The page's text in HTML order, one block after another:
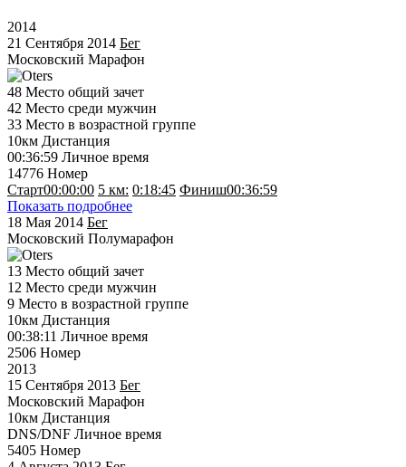
2014
21 Сентября 2014 Бег
Московский Марафон
48 Место общий зачет
42 Место среди мужчин
33 Место в возрастной группе
10км Дистанция
00:36:59 Личное время
14776 Номер
Старт00:00:00 5 км: 0:18:45 Финиш00:36:59
Показать подробнее
18 Мая 2014 Бег
Московский Полумарафон
13 Место общий зачет
12 Место среди мужчин
9 Место в возрастной группе
10км Дистанция
00:38:11 Личное время
2506 Номер
2013
15 Сентября 2013 Бег
Московский Марафон
10км Дистанция
DNS/DNF Личное время
5405 Номер